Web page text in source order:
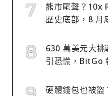
熊市尾聲？10x
歷史底部，8 月
630 萬美元大
引恐慌，BitGo
硬體錢包也被